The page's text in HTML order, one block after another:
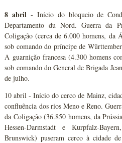
8 abril - Início do bloqueio de
Departamento du Nord. Guerra da
Coligação (cerca de 6.000 homens, da
sob comando do príncipe de
A guarnição francesa (4.300 homens
sob comando do General de Brigada
de julho.
10 abril - Início do cerco de Mainz,
confluência dos rios Meno e Reno.
da Coligação (36.850 homens, da
Hessen-Darmstadt e Kurpfalz-
Brunswick) puseram cerco à cidade